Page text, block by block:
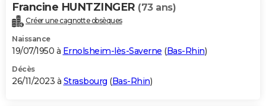
Francine HUNTZINGER (73 ans)
Créer une cagnotte obsèques
Naissance
19/07/1950 à Ernolsheim-lès-Saverne (Bas-Rhin)
Décès
26/11/2023 à Strasbourg (Bas-Rhin)